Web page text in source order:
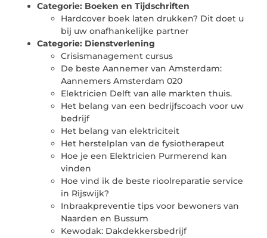
Categorie: Boeken en Tijdschriften
Hardcover boek laten drukken? Dit doet u
bij uw onafhankelijke partner
Categorie: Dienstverlening
Crisismanagement cursus
De beste Aannemer van Amsterdam:
Aannemers Amsterdam 020
Elektricien Delft van alle markten thuis.
Het belang van een bedrijfscoach voor uw
bedrijf
Het belang van elektriciteit
Het herstelplan van de fysiotherapeut
Hoe je een Elektricien Purmerend kan
vinden
Hoe vind ik de beste rioolreparatie service
in Rijswijk?
Inbraakpreventie tips voor bewoners van
Naarden en Bussum
Kewodak: Dakdekkersbedrijf